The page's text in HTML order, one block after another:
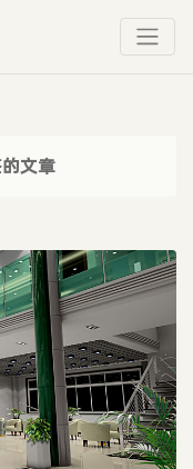
文章